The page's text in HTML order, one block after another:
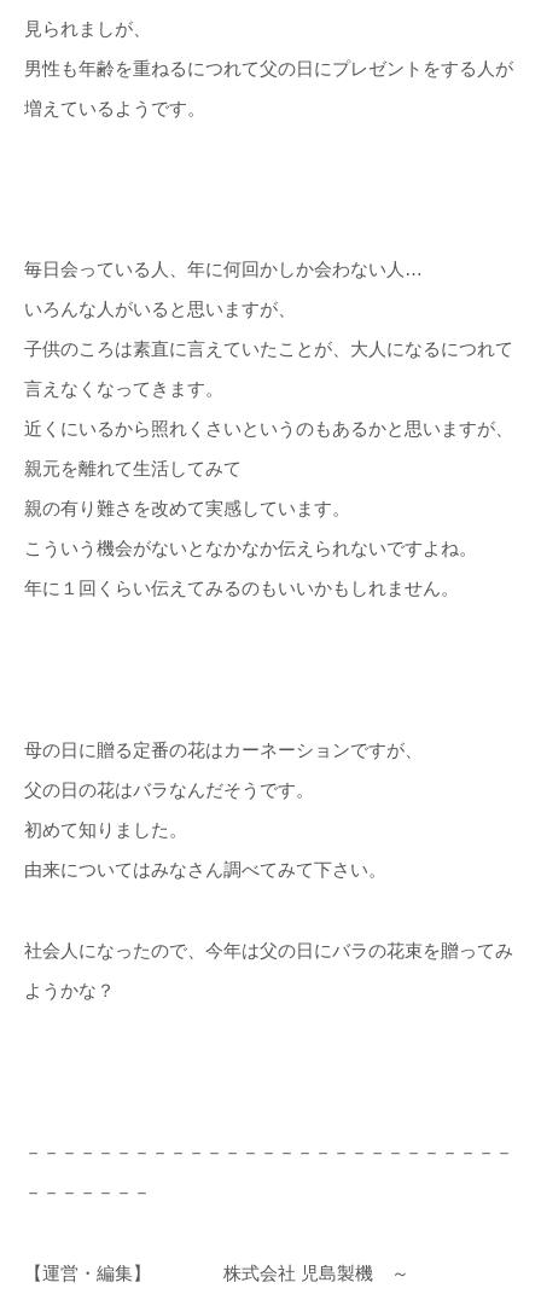
見られましが、
男性も年齢を重ねるにつれて父の日にプレゼントをする人が
増えているようです。
毎日会っている人、年に何回かしか会わない人…
いろんな人がいると思いますが、
子供のころは素直に言えていたことが、大人になるにつれて
言えなくなってきます。
近くにいるから照れくさいというのもあるかと思いますが、
親元を離れて生活してみて
親の有り難さを改めて実感しています。
こういう機会がないとなかなか伝えられないですよね。
年に１回くらい伝えてみるのもいいかもしれません。
母の日に贈る定番の花はカーネーションですが、
父の日の花はバラなんだそうです。
初めて知りました。
由来についてはみなさん調べてみて下さい。
社会人になったので、今年は父の日にバラの花束を贈ってみ
ようかな？
－－－－－－－－－－－－－－－－－－－－－－－－－－－
－－－－－－－
【運営・編集】 株式会社 児島製機 ～